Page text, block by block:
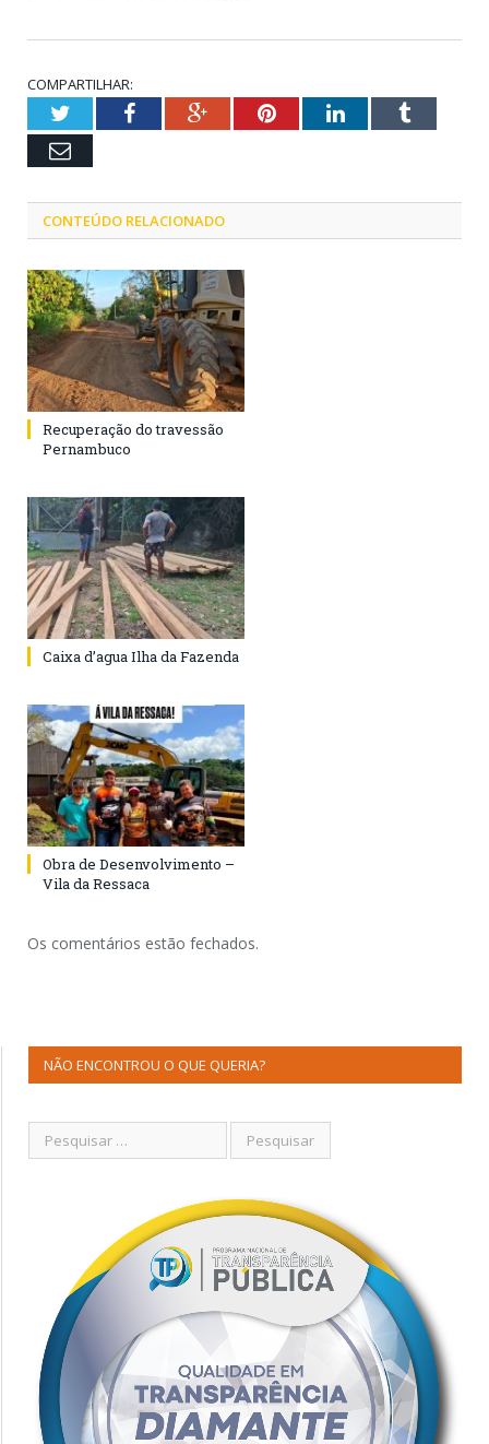
COMPARTILHAR:
TwitterFacebookGoogle+PinterestLinkedInTumblr
Email
CONTEÚDO RELACIONADO
Recuperação do travessão
Pernambuco
Caixa d’agua Ilha da Fazenda
Obra de Desenvolvimento –
Vila da Ressaca
Os comentários estão fechados.
NÃO ENCONTROU O QUE QUERIA?